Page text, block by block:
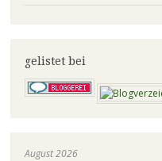
gelistet bei
August 2026